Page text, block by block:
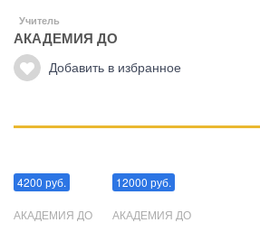
Учитель
АКАДЕМИЯ ДО
Добавить в избранное
4200 руб.
АКАДЕМИЯ ДО
12000 руб.
АКАДЕМИЯ ДО